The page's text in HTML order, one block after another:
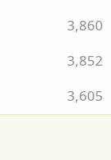
3,860
3,852
3,605